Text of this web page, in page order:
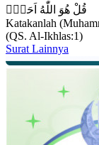
قُلْ هُوَ اللّٰهُ اَحَدٌۚ
Katakanlah
(QS. Al-Ikhlas:1)
Surat Lainnya